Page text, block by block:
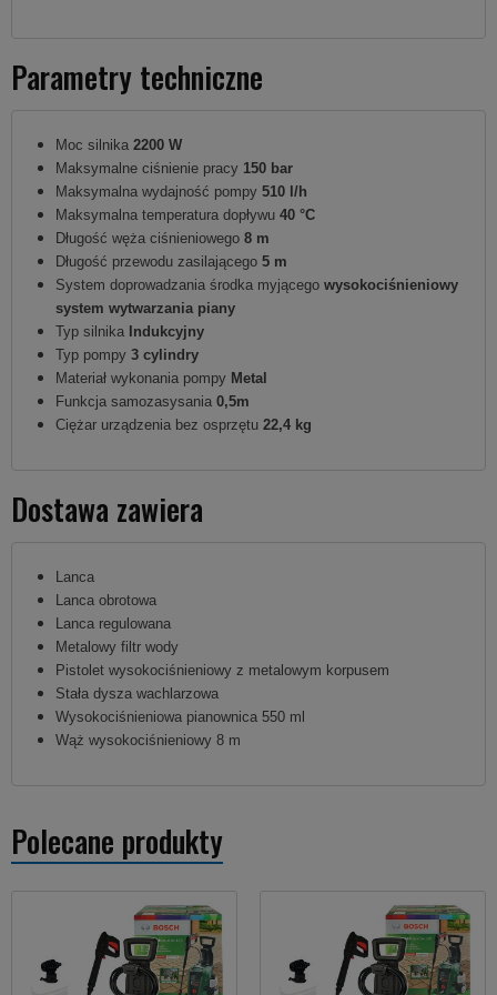
Parametry techniczne
Moc silnika 2200 W
Maksymalne ciśnienie pracy 150 bar
Maksymalna wydajność pompy 510 l/h
Maksymalna temperatura dopływu 40 °C
Długość węża ciśnieniowego 8 m
Długość przewodu zasilającego 5 m
System doprowadzania środka myjącego wysokociśnieniowy
system wytwarzania piany
Typ silnika Indukcyjny
Typ pompy 3 cylindry
Materiał wykonania pompy Metal
Funkcja samozasysania 0,5m
Ciężar urządzenia bez osprzętu 22,4 kg
Dostawa zawiera
Lanca
Lanca obrotowa
Lanca regulowana
Metalowy filtr wody
Pistolet wysokociśnieniowy z metalowym korpusem
Stała dysza wachlarzowa
Wysokociśnieniowa pianownica 550 ml
Wąż wysokociśnieniowy 8 m
Polecane produkty